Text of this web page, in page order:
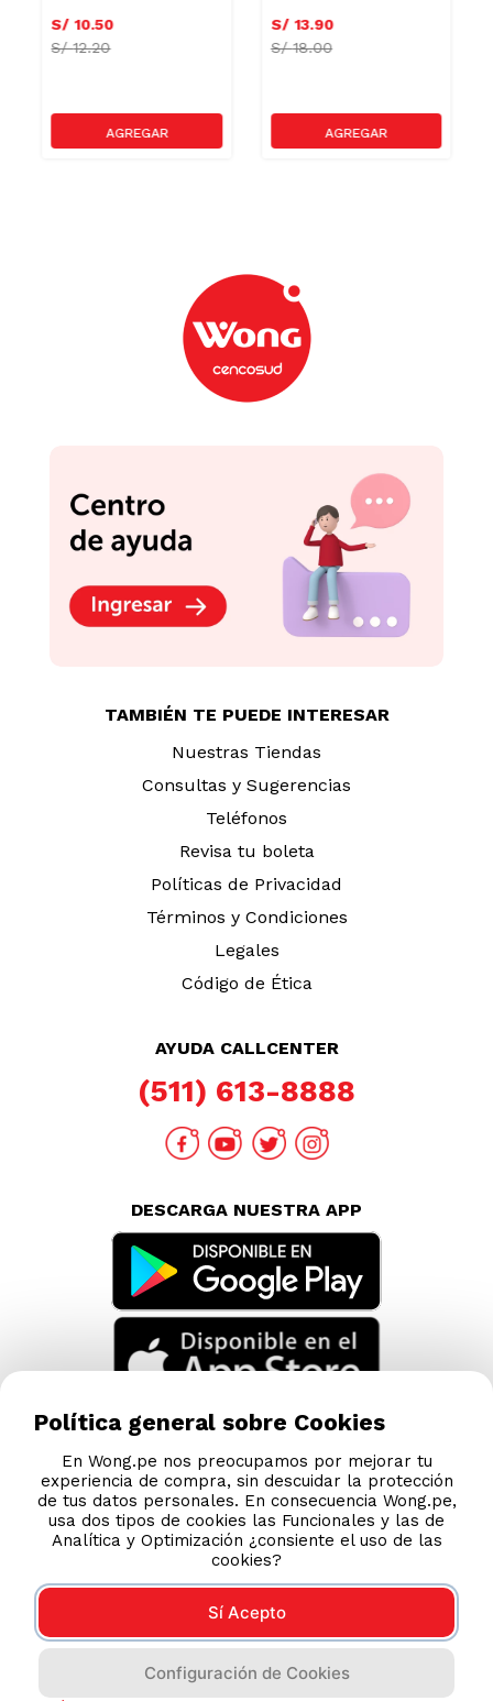
S/ 10.50
S/12.20
S/ 13.90
S/18.00
TAMBIÉN TE PUEDE INTERESAR
Nuestras Tiendas
Consultas y Sugerencias
Teléfonos
Revisa tu boleta
Políticas de Privacidad
Términos y Condiciones
Legales
Código de Ética
AYUDA CALLCENTER
(511) 613-8888
DESCARGA NUESTRA APP
Esta tienda usa Niubiz para realizar transacciones
Política general sobre Cookies
En Wong.pe nos preocupamos por mejorar tu
experiencia de compra, sin descuidar la protección
de tus datos personales. En consecuencia Wong.pe,
usa dos tipos de cookies las Funcionales y las de
Analítica y Optimización ¿consiente el uso de las
cookies?
Sí Acepto
Configuración de Cookies